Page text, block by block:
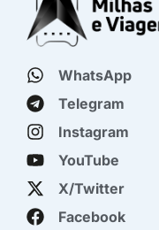
WhatsApp
Telegram
Instagram
YouTube
X/Twitter
Facebook